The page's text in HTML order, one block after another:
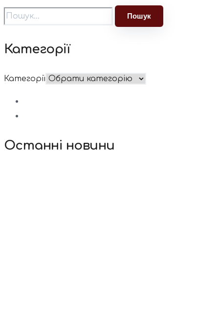
Категорії
Категорії
Останні новини